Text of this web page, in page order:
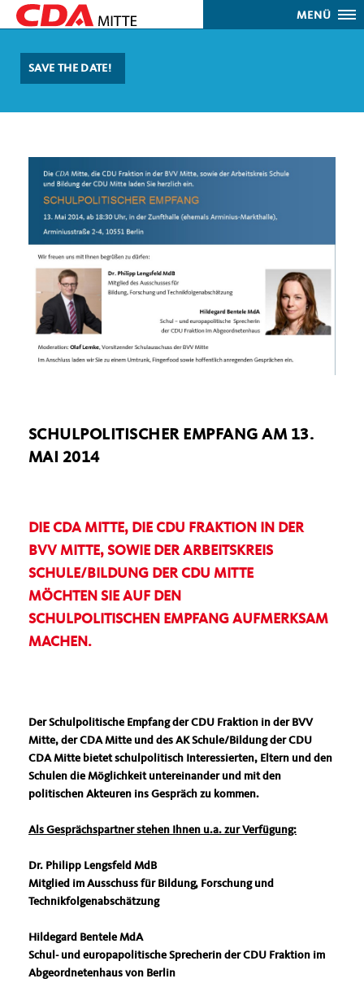
MENÜ
SAVE THE DATE!
SCHULPOLITISCHER EMPFANG AM 13.
MAI 2014
DIE CDA MITTE, DIE CDU FRAKTION IN DER
BVV MITTE, SOWIE DER ARBEITSKREIS
SCHULE/BILDUNG DER CDU MITTE
MÖCHTEN SIE AUF DEN
SCHULPOLITISCHEN EMPFANG AUFMERKSAM
MACHEN.
Der Schulpolitische Empfang der CDU Fraktion in der BVV
Mitte, der CDA Mitte und des AK Schule/Bildung der CDU
CDA Mitte bietet schulpolitisch Interessierten, Eltern und den
Schulen die Möglichkeit untereinander und mit den
politischen Akteuren ins Gespräch zu kommen.
Als Gesprächspartner stehen Ihnen u.a. zur Verfügung:
Dr. Philipp Lengsfeld MdB
Mitglied im Ausschuss für Bildung, Forschung und
Technikfolgenabschätzung
Hildegard Bentele MdA
Schul- und europapolitische Sprecherin der CDU Fraktion im
Abgeordnetenhaus von Berlin